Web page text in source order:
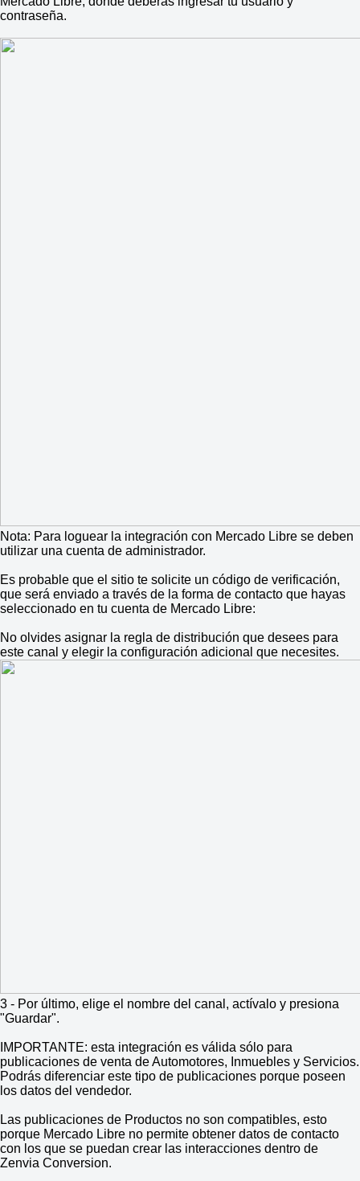
contraseña.
Nota: Para loguear la integración con Mercado Libre se deben
utilizar una cuenta de administrador.
Es probable que el sitio te solicite un código de verificación,
que será enviado a través de la forma de contacto que hayas
seleccionado en tu cuenta de Mercado Libre:
No olvides asignar la regla de distribución que desees para
este canal y elegir la configuración adicional que necesites.
3 - Por último, elige el nombre del canal, actívalo y presiona
"Guardar".
IMPORTANTE: esta integración es válida sólo para
publicaciones de venta de Automotores, Inmuebles y Servicios.
Podrás diferenciar este tipo de publicaciones porque poseen
los datos del vendedor.
Las publicaciones de Productos no son compatibles, esto
porque Mercado Libre no permite obtener datos de contacto
con los que se puedan crear las interacciones dentro de
Zenvia Conversion.